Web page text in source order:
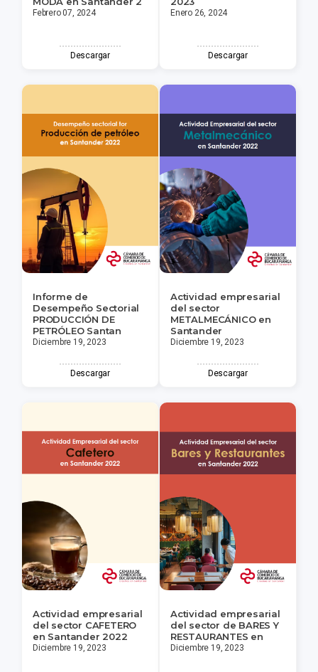
Febrero 07, 2024
Descargar
Enero 26, 2024
Descargar
Informe de
Desempeño Sectorial
PRODUCCIÓN DE
PETRÓLEO Santan
Diciembre 19, 2023
Descargar
Actividad empresarial
del sector
METALMECÁNICO en
Santander
Diciembre 19, 2023
Descargar
Actividad empresarial
del sector CAFETERO
en Santander 2022
Diciembre 19, 2023
Actividad empresarial
del sector de BARES Y
RESTAURANTES en
Diciembre 19, 2023